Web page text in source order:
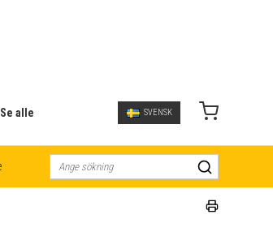
Se alle SVENSK